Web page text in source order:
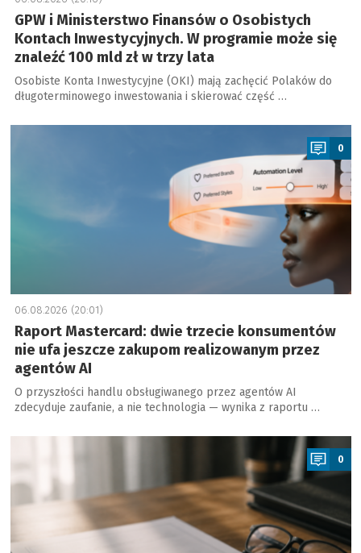
GPW i Ministerstwo Finansów o Osobistych
Kontach Inwestycyjnych. W programie może się
znaleźć 100 mld zł w trzy lata
Osobiste Konta Inwestycyjne (OKI) mają zachęcić Polaków do
długoterminowego inwestowania i skierować część …
a
0
06.08.2026 (20:01)
Raport Mastercard: dwie trzecie konsumentów
nie ufa jeszcze zakupom realizowanym przez
agentów AI
O przyszłości handlu obsługiwanego przez agentów AI
zdecyduje zaufanie, a nie technologia — wynika z raportu …
a
0